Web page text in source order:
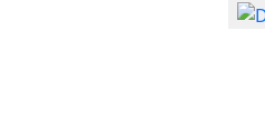
Sprache auswählen